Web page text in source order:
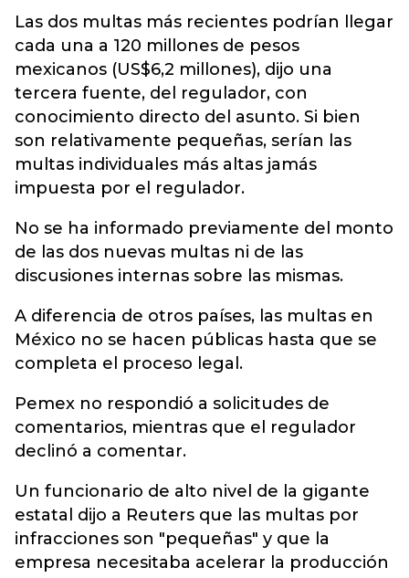
Las dos multas más recientes podrían llegar
cada una a 120 millones de pesos
mexicanos (US$6,2 millones), dijo una
tercera fuente, del regulador, con
conocimiento directo del asunto. Si bien
son relativamente pequeñas, serían las
multas individuales más altas jamás
impuesta por el regulador.
No se ha informado previamente del monto
de las dos nuevas multas ni de las
discusiones internas sobre las mismas.
A diferencia de otros países, las multas en
México no se hacen públicas hasta que se
completa el proceso legal.
Pemex no respondió a solicitudes de
comentarios, mientras que el regulador
declinó a comentar.
Un funcionario de alto nivel de la gigante
estatal dijo a Reuters que las multas por
infracciones son "pequeñas" y que la
empresa necesitaba acelerar la producción